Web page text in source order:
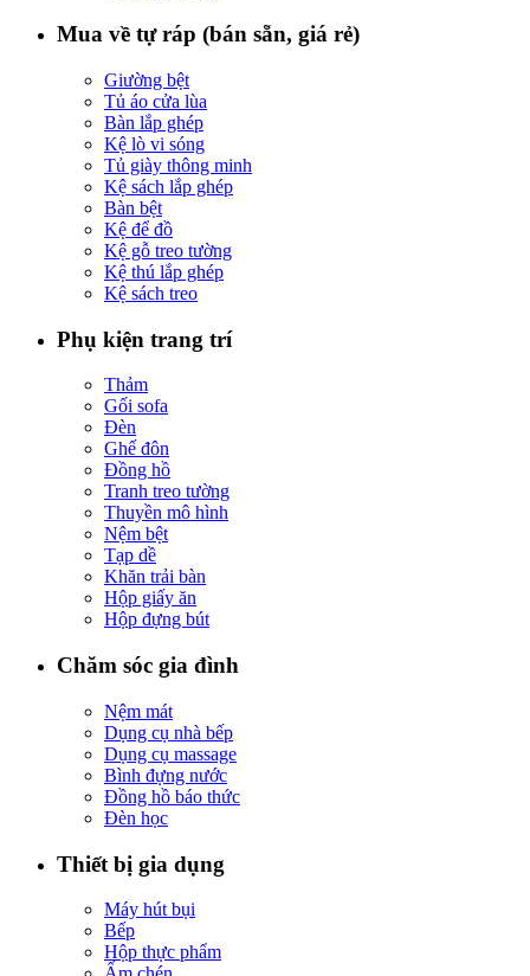
Mua về tự ráp (bán sẵn, giá rẻ)
Giường bệt
Tủ áo cửa lùa
Bàn lắp ghép
Kệ lò vi sóng
Tủ giày thông minh
Kệ sách lắp ghép
Bàn bệt
Kệ để đồ
Kệ gỗ treo tường
Kệ thú lắp ghép
Kệ sách treo
Phụ kiện trang trí
Thảm
Gối sofa
Đèn
Ghế đôn
Đồng hồ
Tranh treo tường
Thuyền mô hình
Nệm bệt
Tạp dề
Khăn trải bàn
Hộp giấy ăn
Hộp đựng bút
Chăm sóc gia đình
Nệm mát
Dụng cụ nhà bếp
Dụng cụ massage
Bình đựng nước
Đồng hồ báo thức
Đèn học
Thiết bị gia dụng
Máy hút bụi
Bếp
Hộp thực phẩm